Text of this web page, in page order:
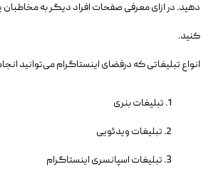
دهید. در ازای معرفی صفحات افراد دیگر به مخاطبان
کنید.
انواع تبلیغاتی که درفضای اینستاگرام می‌توانید
تبلیغات بنری
تبلیغات ویدئویی
تبلیغات اسپانسری اینستاگرام